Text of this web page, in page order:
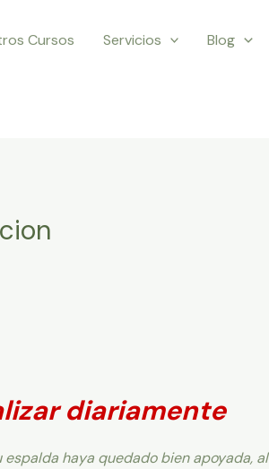
Cursos Servicios Blog
diariamente
haya quedado bien apoyada, al